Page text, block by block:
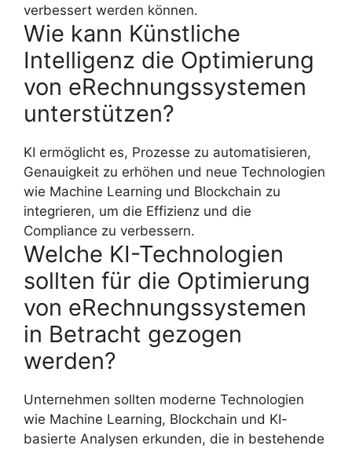
verbessert werden können.
Wie kann Künstliche
Intelligenz die Optimierung
von eRechnungssystemen
unterstützen?
KI ermöglicht es, Prozesse zu automatisieren,
Genauigkeit zu erhöhen und neue Technologien
wie Machine Learning und Blockchain zu
integrieren, um die Effizienz und die
Compliance zu verbessern.
Welche KI-Technologien
sollten für die Optimierung
von eRechnungssystemen
in Betracht gezogen
werden?
Unternehmen sollten moderne Technologien
wie Machine Learning, Blockchain und KI-
basierte Analysen erkunden, die in bestehende